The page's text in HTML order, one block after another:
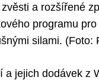
a rozšířené
programu
silami. (Foto:
jejich dodávek z